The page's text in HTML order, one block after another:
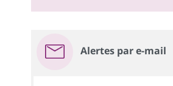
Alertes par e-mail